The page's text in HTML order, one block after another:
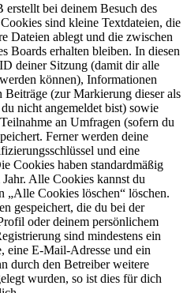
bei deinem Besuch des
sind kleine Textdateien, die
Dateien ablegt und die zwischen
Boards erhalten bleiben. In diesen
deiner Sitzung (damit dir alle
können), Informationen
Beiträge (zur Markierung dieser als
nicht angemeldet bist) sowie
an Umfragen (sofern du
Ferner werden deine
und eine
Cookies haben standardmäßig
Alle Cookies kannst du
„Alle Cookies löschen“ löschen.
gespeichert, die du bei der
oder deinem persönlichem
sind mindestens ein
eine E-Mail-Adresse und ein
durch den Betreiber weitere
wurden, so ist dies für dich